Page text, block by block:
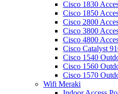
Cisco 1830
Cisco 1850
Cisco 2800
Cisco 3800
Cisco 4800
Cisco Catalyst
Cisco 1540
Cisco 1560
Cisco 1570
Wifi Meraki